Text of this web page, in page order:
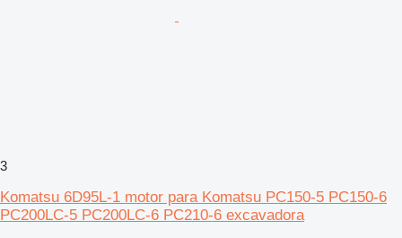
3
Komatsu 6D95L‑1 motor para Komatsu PC150‑5 PC150‑6
PC200LC‑5 PC200LC‑6 PC210‑6 excavadora